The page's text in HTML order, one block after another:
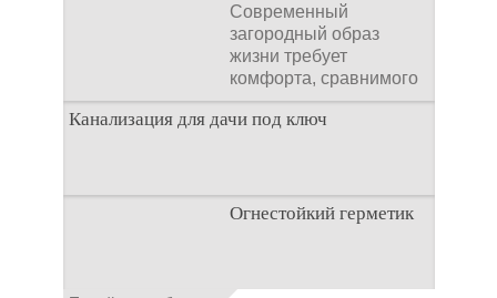
Современный
загородный образ
жизни требует
комфорта, сравнимого
с городским. Однако
отсутствие
препятствием. Многие
Канализация для дачи под ключ
Современный загородный образ жизни
централизованных коммуникаций часто
Огнестойкий герметик
Огнестойкий герметик –